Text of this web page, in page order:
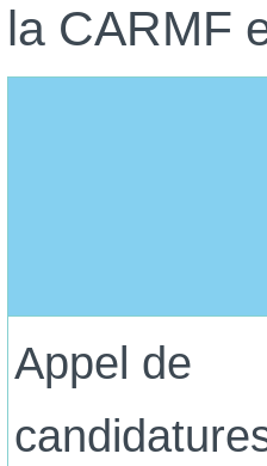
la CARMF
Appel de